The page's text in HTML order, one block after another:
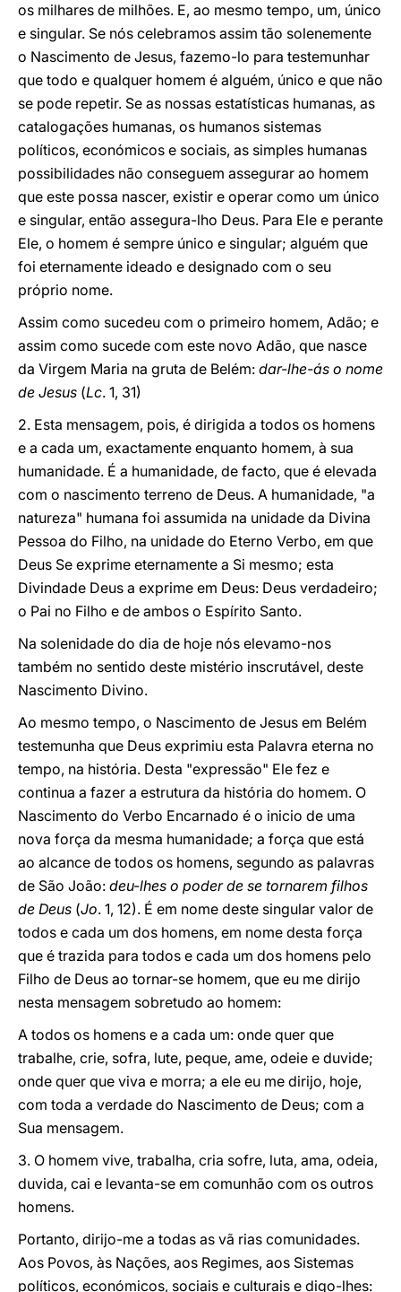
os milhares de milhões. E, ao mesmo tempo, um, único
e singular. Se nós celebramos assim tão solenemente
o Nascimento de Jesus, fazemo-lo para testemunhar
que todo e qualquer homem é alguém, único e que não
se pode repetir. Se as nossas estatísticas humanas, as
catalogações humanas, os humanos sistemas
políticos, económicos e sociais, as simples humanas
possibilidades não conseguem assegurar ao homem
que este possa nascer, existir e operar como um único
e singular, então assegura-lho Deus. Para Ele e perante
Ele, o homem é sempre único e singular; alguém que
foi eternamente ideado e designado com o seu
próprio nome.
Assim como sucedeu com o primeiro homem, Adão; e
assim como sucede com este novo Adão, que nasce
da Virgem Maria na gruta de Belém: dar-lhe-ás o nome
de Jesus (Lc. 1, 31)
2. Esta mensagem, pois, é dirigida a todos os homens
e a cada um, exactamente enquanto homem, à sua
humanidade. É a humanidade, de facto, que é elevada
com o nascimento terreno de Deus. A humanidade, "a
natureza" humana foi assumida na unidade da Divina
Pessoa do Filho, na unidade do Eterno Verbo, em que
Deus Se exprime eternamente a Si mesmo; esta
Divindade Deus a exprime em Deus: Deus verdadeiro;
o Pai no Filho e de ambos o Espírito Santo.
Na solenidade do dia de hoje nós elevamo-nos
também no sentido deste mistério inscrutável, deste
Nascimento Divino.
Ao mesmo tempo, o Nascimento de Jesus em Belém
testemunha que Deus exprimiu esta Palavra eterna no
tempo, na história. Desta "expressão" Ele fez e
continua a fazer a estrutura da história do homem. O
Nascimento do Verbo Encarnado é o inicio de uma
nova força da mesma humanidade; a força que está
ao alcance de todos os homens, segundo as palavras
de São João: deu-lhes o poder de se tornarem filhos
de Deus (Jo. 1, 12). É em nome deste singular valor de
todos e cada um dos homens, em nome desta força
que é trazida para todos e cada um dos homens pelo
Filho de Deus ao tornar-se homem, que eu me dirijo
nesta mensagem sobretudo ao homem:
A todos os homens e a cada um: onde quer que
trabalhe, crie, sofra, lute, peque, ame, odeie e duvide;
onde quer que viva e morra; a ele eu me dirijo, hoje,
com toda a verdade do Nascimento de Deus; com a
Sua mensagem.
3. O homem vive, trabalha, cria sofre, luta, ama, odeia,
duvida, cai e levanta-se em comunhão com os outros
homens.
Portanto, dirijo-me a todas as vã rias comunidades.
Aos Povos, às Nações, aos Regimes, aos Sistemas
políticos, económicos, sociais e culturais e digo-lhes: